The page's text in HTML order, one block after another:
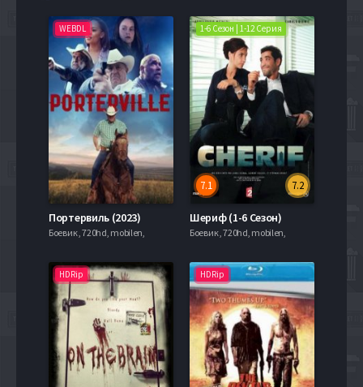
WEBDL
Портервиль (2023)
Боевик , 720hd, mobilen,
1-6 Сезон | 1-12 Серия
7.2
7.1
Шериф (1-6 Сезон)
Боевик , 720hd, mobilen,
HDRip HDRip